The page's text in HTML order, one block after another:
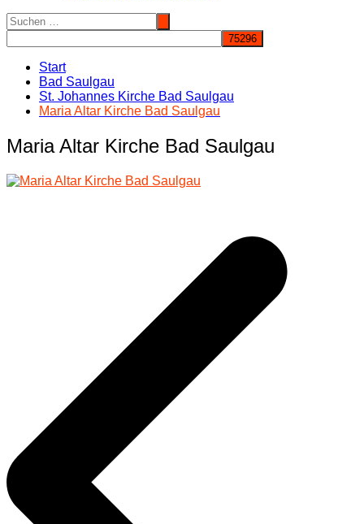
Start
Bad Saulgau
St. Johannes Kirche Bad Saulgau
Maria Altar Kirche Bad Saulgau
Maria Altar Kirche Bad Saulgau